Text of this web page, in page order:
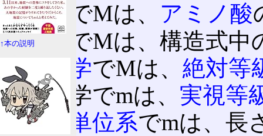
化学でMは、 アミノ酸
化学でMは、構造式中
天文学でMは、 絶対等
天文学でmは、 実視等
国際単位系でmは、長
↑本の説明